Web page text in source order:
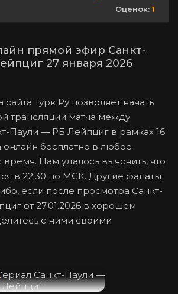
Турк Ру позволяет начать
трансляции матча между
Паули — РБ Лейпциг в рамках 16
онлайн бесплатно в любое
Нам удалось выяснить, что
в 22:30 по МСК. Другие фанаты
если после просмотра Санкт-
от 27.01.2026 в хорошем
с ними своими
прямой эфир Санкт-
27 января 2026
Оценок: 1